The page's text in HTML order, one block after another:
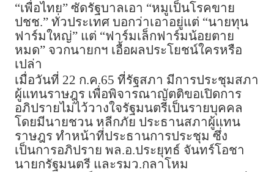
“เพื่อไทย” ซัดรัฐบาลเอา “หมูเป็นโรคขาย
ปชช.” ทั่วประเทศ บอกว่าเอาอยู่แต่ “นายทุน
ฟาร์มใหญ่” แต่ “ฟาร์มเล็กฟาร์มน้อยตาย
หมด” จวกนายกฯ เอื้อผลประโยชน์ใครหรือ
เปล่า
เมื่อวันที่ 22 ก.ค.65 ที่รัฐสภา มีการประชุมสภา
ผู้แทนราษฎร เพื่อพิจารณาญัตติขอเปิดการ
อภิปรายไม่ไว้วางใจรัฐมนตรีเป็นรายบุคคล
โดยมีนายชวน หลีกภัย ประธานสภาผู้แทน
ราษฎร ทำหน้าที่ประธานการประชุม ซึ่ง
เป็นการอภิปราย พล.อ.ประยุทธ์ จันทร์โอชา
นายกรัฐมนตรี และรมว.กลาโหม